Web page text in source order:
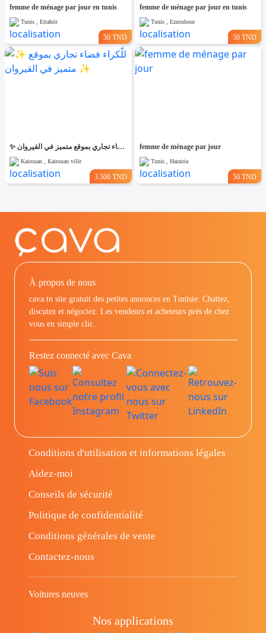
femme de ménage par jour en tunis
Tunis , Ettahrir
50 TND
femme de ménage par jour en tunis
Tunis , Ezzouhour
50 TND
✨ للّكراء فضاء تجاري بموقع متميز في القيروان ✨
Kairouan , Kairouan ville
3.500 TND
femme de ménage par jour
Tunis , Harairia
50 TND
À propos de nous
cava.tn site gratuit des petites annonces en Tunisie: Chattez,
discutez et négociez. Les vendeurs et acheteurs prés de chez
vous en simple clic.
Restez connecté avec Cava
Conditions d'utilisation et informations légales
Aidez-moi
Conseils de sécurité
Politique de confidentialité
Conditions générales de vente
Contactez-nous
Voitures neuves
Nos applications